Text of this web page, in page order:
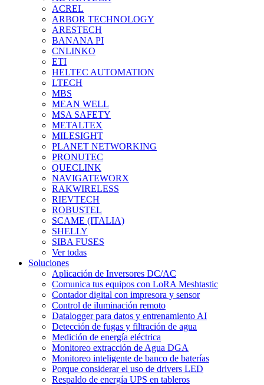
ACREL
ARBOR TECHNOLOGY
ARESTECH
BANANA PI
CNLINKO
ETI
HELTEC AUTOMATION
LTECH
MBS
MEAN WELL
MSA SAFETY
METALTEX
MILESIGHT
PLANET NETWORKING
PRONUTEC
QUECLINK
NAVIGATEWORX
RAKWIRELESS
RIEVTECH
ROBUSTEL
SCAME (ITALIA)
SHELLY
SIBA FUSES
Ver todas
Soluciones
Aplicación de Inversores DC/AC
Comunica tus equipos con LoRA Meshtastic
Contador digital con impresora y sensor
Control de iluminación remoto
Datalogger para datos y entrenamiento AI
Detección de fugas y filtración de agua
Medición de energía eléctrica
Monitoreo extracción de Agua DGA
Monitoreo inteligente de banco de baterías
Porque considerar el uso de drivers LED
Respaldo de energía UPS en tableros